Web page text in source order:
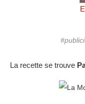
La recette se trouve